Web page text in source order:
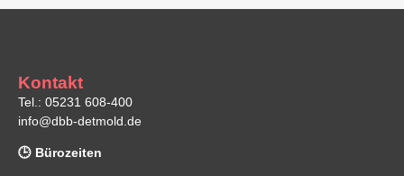
Kontakt
Tel.: 05231 608-400
info@dbb-detmold.de
🕒 Bürozeiten